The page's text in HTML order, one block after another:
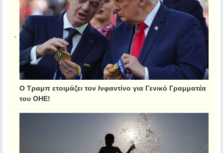
Ο Τραμπ ετοιμάζει τον Ινφαντίνο για Γενικό Γραμματέα
του ΟΗΕ!